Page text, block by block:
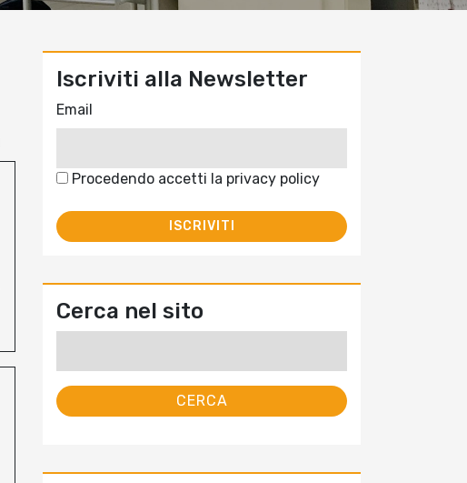
Iscriviti alla Newsletter
Email
Procedendo accetti la privacy policy
Cerca nel sito